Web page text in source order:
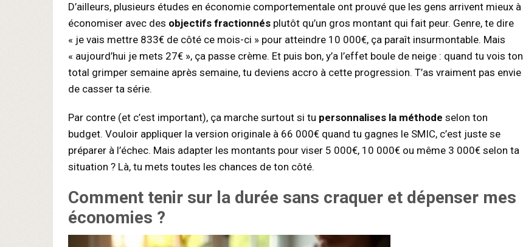
D’ailleurs, plusieurs études en économie comportementale ont prouvé que les gens arrivent mieux à
économiser avec des objectifs fractionnés plutôt qu’un gros montant qui fait peur. Genre, te dire
« je vais mettre 833€ de côté ce mois-ci » pour atteindre 10 000€, ça paraît insurmontable. Mais
« aujourd’hui je mets 27€ », ça passe crème. Et puis bon, y’a l’effet boule de neige : quand tu vois ton
total grimper semaine après semaine, tu deviens accro à cette progression. T’as vraiment pas envie
de casser ta série.
Par contre (et c’est important), ça marche surtout si tu personnalises la méthode selon ton
budget. Vouloir appliquer la version originale à 66 000€ quand tu gagnes le SMIC, c’est juste se
préparer à l’échec. Mais adapter les montants pour viser 5 000€, 10 000€ ou même 3 000€ selon ta
situation ? Là, tu mets toutes les chances de ton côté.
Comment tenir sur la durée sans craquer et dépenser mes
économies ?